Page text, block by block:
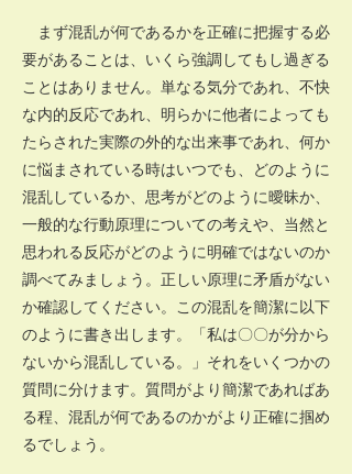
まず混乱が何であるかを正確に把握する必
要があることは、いくら強調してもし過ぎる
ことはありません。単なる気分であれ、不快
な内的反応であれ、明らかに他者によっても
たらされた実際の外的な出来事であれ、何か
に悩まされている時はいつでも、どのように
混乱しているか、思考がどのように曖昧か、
一般的な行動原理についての考えや、当然と
思われる反応がどのように明確ではないのか
調べてみましょう。正しい原理に矛盾がない
か確認してください。この混乱を簡潔に以下
のように書き出します。「私は〇〇が分から
ないから混乱している。」それをいくつかの
質問に分けます。質問がより簡潔であればあ
る程、混乱が何であるのかがより正確に掴め
るでしょう。